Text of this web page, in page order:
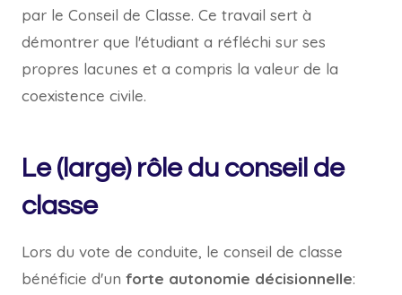
par le Conseil de Classe. Ce travail sert à
démontrer que l'étudiant a réfléchi sur ses
propres lacunes et a compris la valeur de la
coexistence civile.
Le (large) rôle du conseil de
classe
Lors du vote de conduite, le conseil de classe
bénéficie d'un forte autonomie décisionnelle: